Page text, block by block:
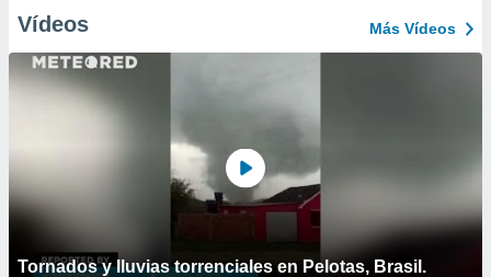
Vídeos Más Vídeos
Tornados y lluvias torrenciales en Pelotas, Brasil.